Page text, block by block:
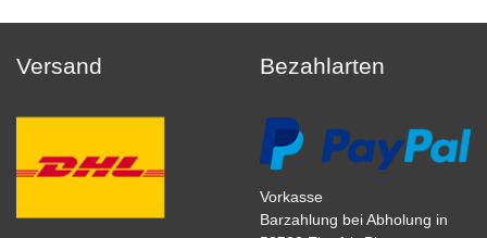
Versand Bezahlarten
Vorkasse
Barzahlung bei Abholung in